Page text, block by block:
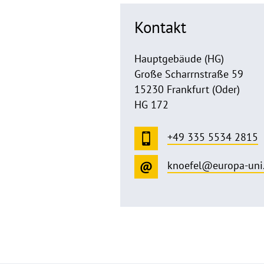
Kontakt
Hauptgebäude (HG)
Große Scharrnstraße 59
15230 Frankfurt (Oder)
HG 172
+49 335 5534 2815
knoefel@europa-